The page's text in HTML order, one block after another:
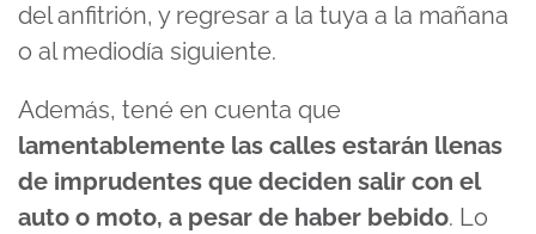
del anfitrión, y regresar a la tuya a la mañana
o al mediodía siguiente.
Además, tené en cuenta que
lamentablemente las calles estarán llenas
de imprudentes que deciden salir con el
auto o moto, a pesar de haber bebido. Lo